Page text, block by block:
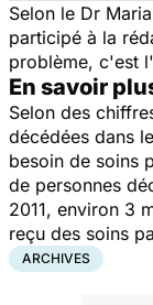
Selon le Dr
participé à la
problème, c'est
En savoir
Selon des
décédées dans
besoin de soins
de personnes
2011, environ 3
reçu des soins
ARCHIVES